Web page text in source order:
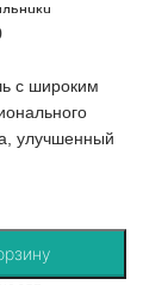
с широким
улучшенный